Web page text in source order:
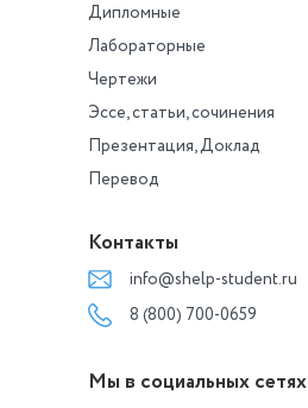
Дипломные
Лабораторные
Чертежи
Эссе, статьи, сочинения
Презентация, Доклад
Перевод
Контакты
info@shelp-student.ru
8 (800) 700-0659
Мы в социальных сетях